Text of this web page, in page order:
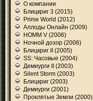
О компании
Блицкриг 3 (2015)
Prime World (2012)
Аллоды Онлайн (2009)
HOMM V (2006)
Ночной дозор (2006)
Блицкриг II (2005)
SS: Часовые (2004)
Демиурги II (2003)
Silent Storm (2003)
Блицкриг (2003)
Демиурги (2001)
Проклятые Земли (2000)